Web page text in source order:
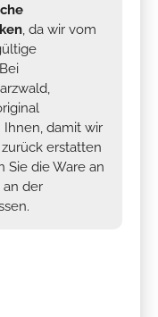
, da wir vom
damit wir
erstatten
Sie die Ware an
der